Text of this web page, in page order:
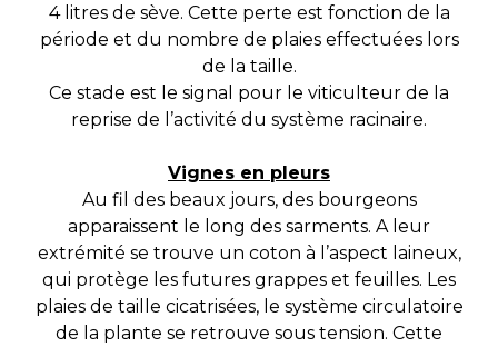
4 litres de sève. Cette perte est fonction de la
période et du nombre de plaies effectuées lors
de la taille.
Ce stade est le signal pour le viticulteur de la
reprise de l’activité du système racinaire.
Vignes en pleurs
Au fil des beaux jours, des bourgeons
apparaissent le long des sarments. A leur
extrémité se trouve un coton à l’aspect laineux,
qui protège les futures grappes et feuilles. Les
plaies de taille cicatrisées, le système circulatoire
de la plante se retrouve sous tension. Cette